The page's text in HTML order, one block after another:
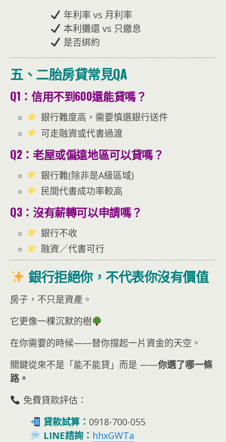
年利率 vs 月利率
本利攤還 vs 只繳息
是否綁約
五、二胎房貸常見QA
Q1：信用不到600還能貸嗎？
銀行難度高，需要慎選銀行送件
可走融資或代書過渡
Q2：老屋或偏遠地區可以貸嗎？
銀行難(除非是A級區域)
民間代書成功率較高
Q3：沒有薪轉可以申請嗎？
銀行不收
融資／代書可行
銀行拒絕你，不代表你沒有價值
房子，不只是資產。
它更像一棵沉默的樹
在你需要的時候——替你撐起一片資金的天空。
關鍵從來不是「能不能貸」而是 ——你選了哪一條
路。
免費貸款評估：
貸款試算： 0918-700-055
LINE諮詢： hhxGWTa